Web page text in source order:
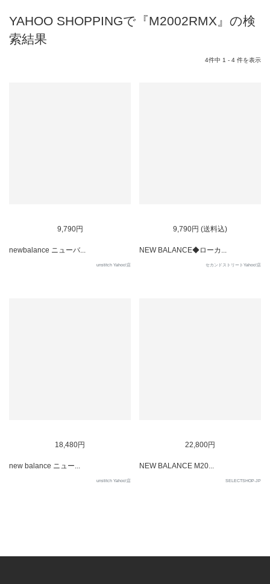
YAHOO SHOPPINGで『M2002RMX』の検
索結果
4件中 1 - 4 件を表示
9,790円
newbalance ニューバ...
unstitch Yahoo!店
9,790円 (送料込)
NEW BALANCE◆ローカ...
セカンドストリートYahoo!店
18,480円
new balance ニュー...
unstitch Yahoo!店
22,800円
NEW BALANCE M20...
SELECTSHOP-JP